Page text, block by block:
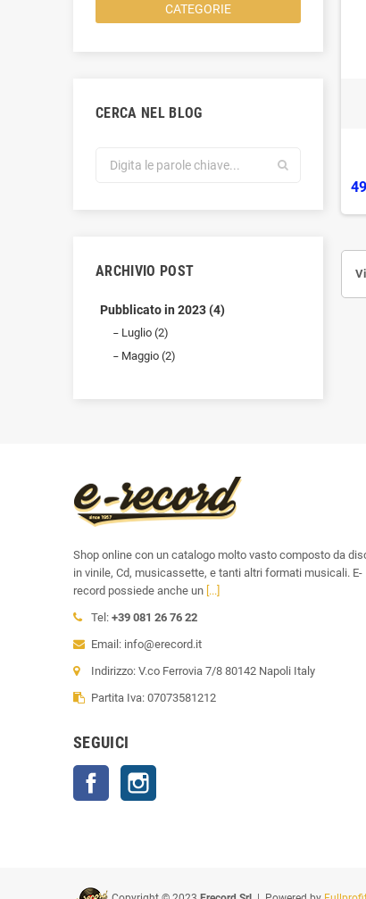
CATEGORIE
CERCA NEL BLOG
ARCHIVIO POST
Pubblicato in 2023 (4)
Luglio (2)
Maggio (2)
Shop online con un catalogo molto vasto composto da
in vinile, Cd, musicassette, e tanti altri formati musicali. E-
record possiede anche un [...]
Tel: +39 081 26 76 22
Email: info@erecord.it
Indirizzo: V.co Ferrovia 7/8 80142 Napoli Italy
Partita Iva: 07073581212
SEGUICI
Facebook